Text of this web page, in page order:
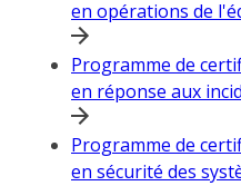
en opérations de
Programme de
en réponse aux
Programme de
en sécurité des